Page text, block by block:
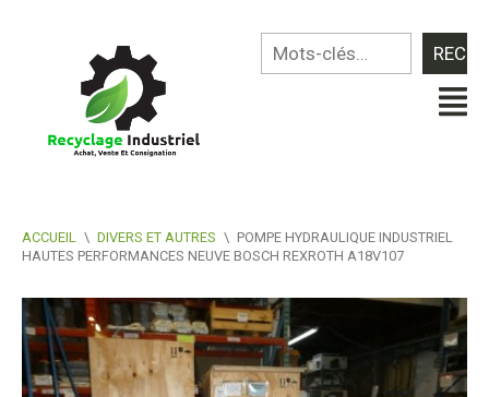
ACCUEIL \ DIVERS ET AUTRES \ POMPE HYDRAULIQUE INDUSTRIEL
HAUTES PERFORMANCES NEUVE BOSCH REXROTH A18V107